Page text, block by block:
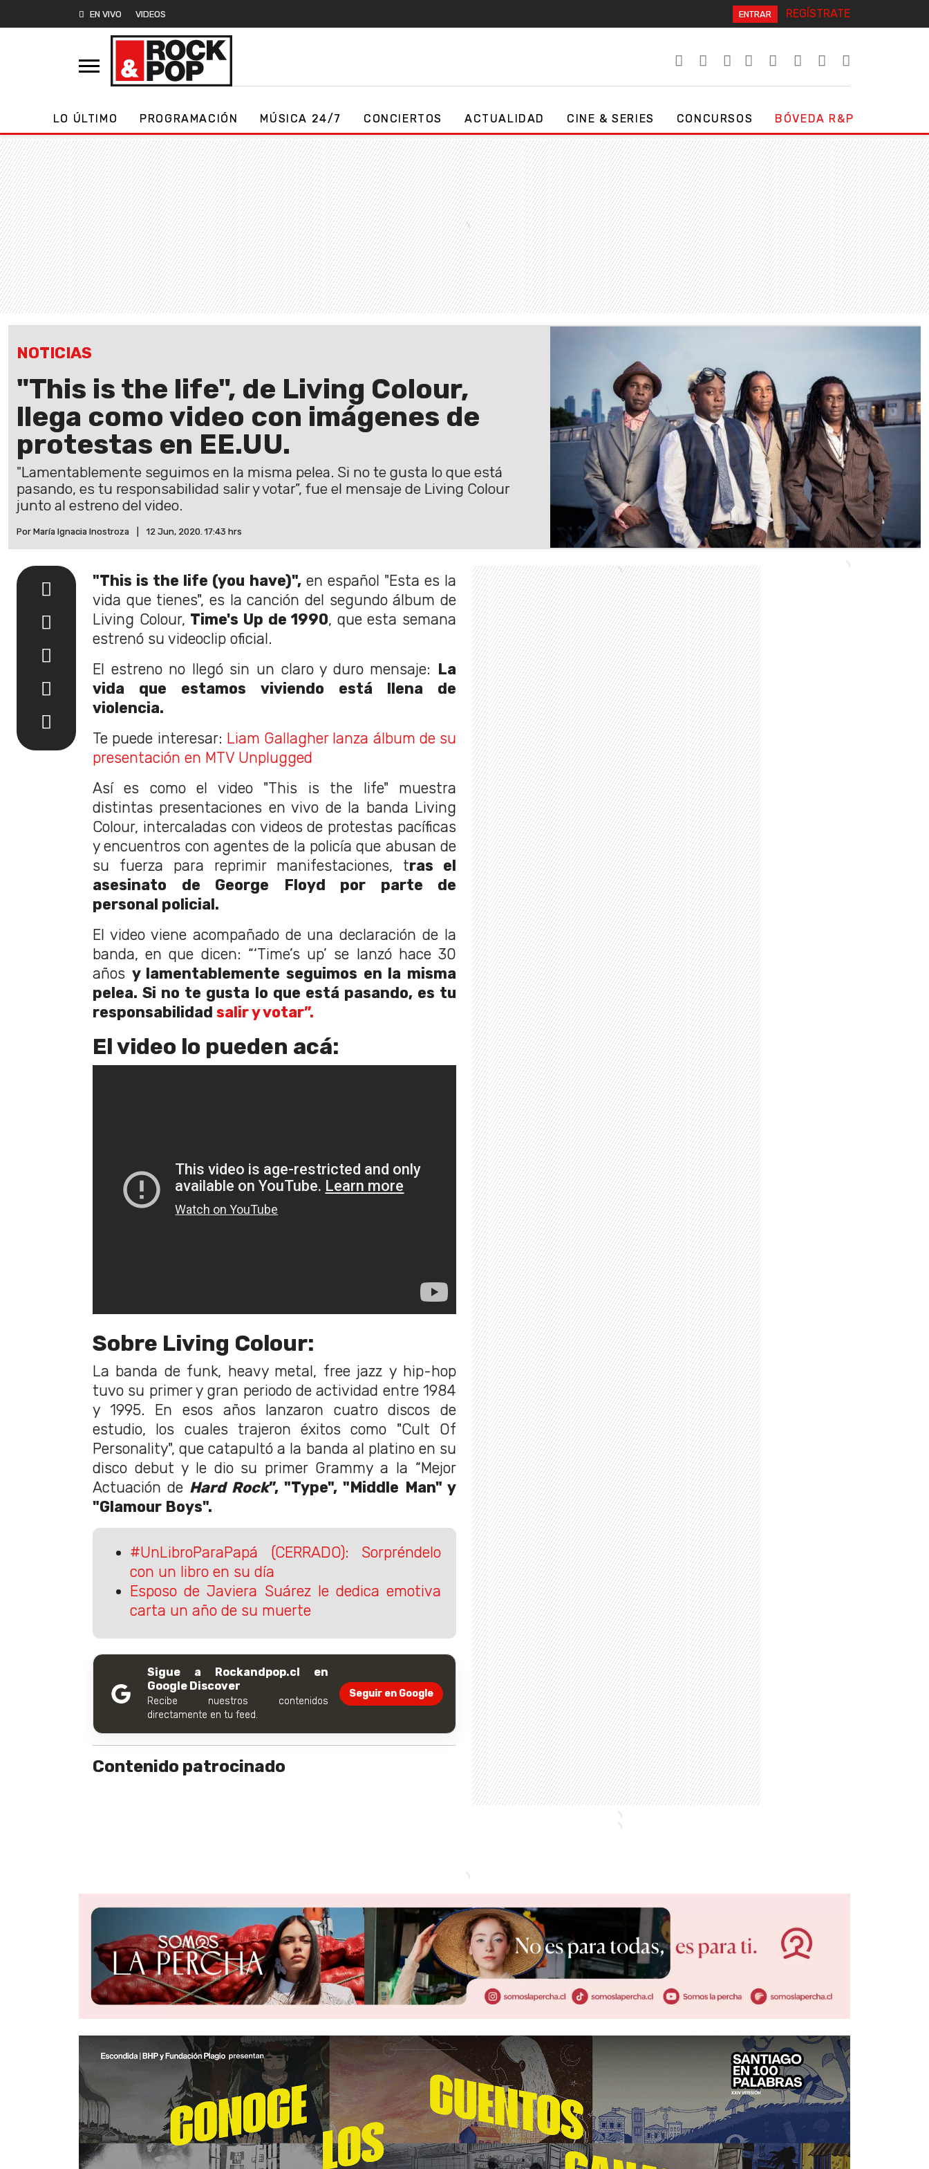
EN VIVO VIDEOS ENTRAR REGÍSTRATE
LO ÚLTIMO PROGRAMACIÓN MÚSICA 24/7 CONCIERTOS ACTUALIDAD CINE & SERIES CONCURSOS BÓVEDA R&P
NOTICIAS
"This is the life", de Living Colour,
llega como video con imágenes de
protestas en EE.UU.
"Lamentablemente seguimos en la misma pelea. Si no te gusta lo que está
pasando, es tu responsabilidad salir y votar”, fue el mensaje de Living Colour
junto al estreno del video.
Por María Ignacia Inostroza 12 Jun, 2020. 17:43 hrs
"This is the life (you have)",en español "Esta es la
vida que tienes", es la canción del segundo álbum de
Living Colour, Time's Up de 1990, que esta semana
estrenó su videoclip oficial.
El estreno no llegó sin un claro y duro mensaje: La
vida que estamos viviendo está llena de
violencia.
Te puede interesar: Liam Gallagher lanza álbum de su
presentación en MTV Unplugged
Así es como el video "This is the life" muestra
distintas presentaciones en vivo de la banda Living
Colour, intercaladas con videos de protestas pacíficas
y encuentros con agentes de la policía que abusan de
su fuerza para reprimir manifestaciones, tras el
asesinato de George Floyd por parte de
personal policial.
El video viene acompañado de una declaración de la
banda, en que dicen: “‘Time’s up’ se lanzó hace 30
años y lamentablemente seguimos en la misma
pelea. Si no te gusta lo que está pasando, es tu
responsabilidad salir y votar”.
El video lo pueden acá:
Sobre Living Colour:
La banda de funk, heavy metal, free jazz y hip-hop
tuvo su primer y gran periodo de actividad entre 1984
y 1995. En esos años lanzaron cuatro discos de
estudio, los cuales trajeron éxitos como "Cult Of
Personality", que catapultó a la banda al platino en su
disco debut y le dio su primer Grammy a la “Mejor
Actuación de Hard Rock”, "Type", "Middle Man" y
"Glamour Boys".
#UnLibroParaPapá (CERRADO): Sorpréndelo
con un libro en su día
Esposo de Javiera Suárez le dedica emotiva
carta un año de su muerte
Sigue a Rockandpop.cl en
Google Discover
Recibe nuestros contenidos
directamente en tu feed.
Seguir en Google
Contenido patrocinado